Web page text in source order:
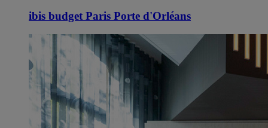
ibis budget Paris Porte d'Orléans